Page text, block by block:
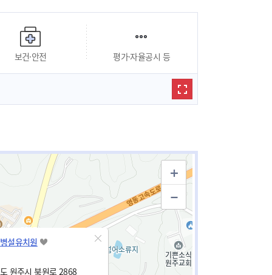
보건·안전 평가·자율공시 등
설유치원
원주시 북원로 2868